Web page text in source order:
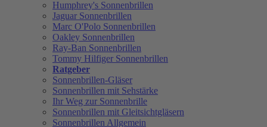
Humphrey's Sonnenbrillen
Jaguar Sonnenbrillen
Marc O'Polo Sonnenbrillen
Oakley Sonnenbrillen
Ray-Ban Sonnenbrillen
Tommy Hilfiger Sonnenbrillen
Ratgeber
Sonnenbrillen-Gläser
Sonnenbrillen mit Sehstärke
Ihr Weg zur Sonnenbrille
Sonnenbrillen mit Gleitsichtgläsern
Sonnenbrillen Allgemein